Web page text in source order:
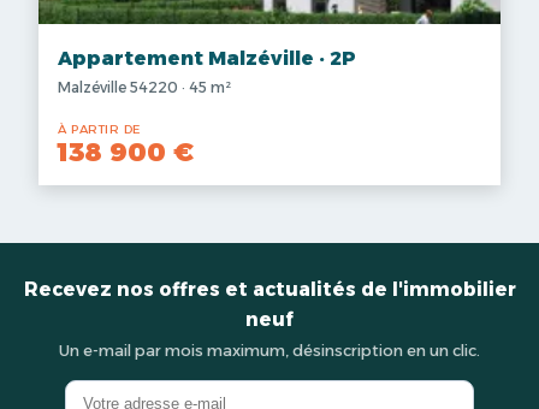
Appartement Malzéville · 2P
Malzéville 54220 · 45 m²
À PARTIR DE
138 900 €
Recevez nos offres et actualités de l'immobilier
neuf
Un e-mail par mois maximum, désinscription en un clic.